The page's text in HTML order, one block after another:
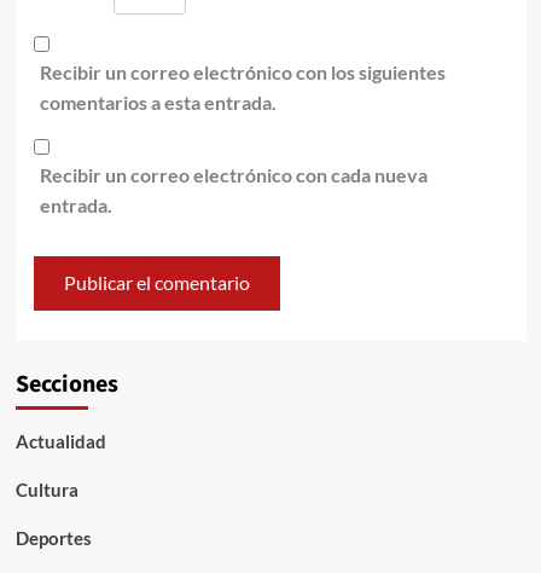
Recibir un correo electrónico con los siguientes
comentarios a esta entrada.
Recibir un correo electrónico con cada nueva
entrada.
Secciones
Actualidad
Cultura
Deportes